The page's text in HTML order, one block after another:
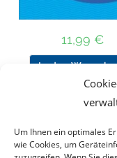
Um Ihnen ein optimales
wie Cookies, um
11,99 €
In den
Nach Preis filtern